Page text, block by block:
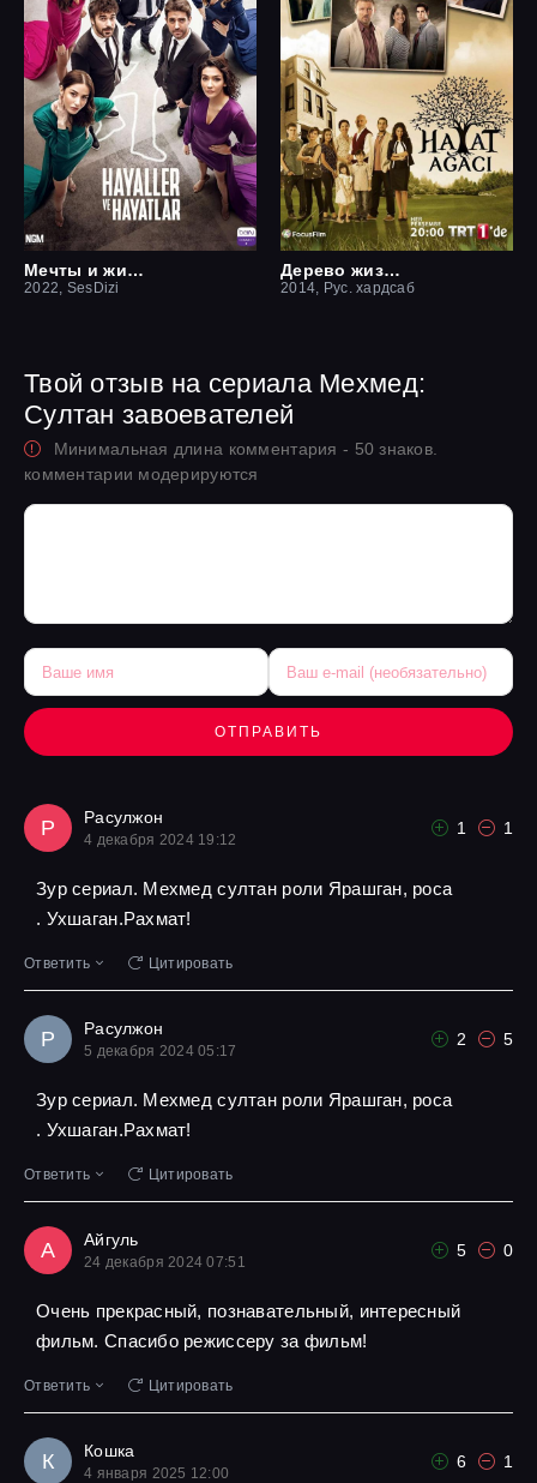
Мечты и жизни
2022, SesDizi
Дерево жизни
2014, Рус. хардсаб
Твой отзыв на сериала Мехмед:
Султан завоевателей
Минимальная длина комментария - 50 знаков.
комментарии модерируются
ОТПРАВИТЬ
Р Расулжон
4 декабря 2024 19:12
1 1
Зур сериал. Мехмед султан роли Ярашган, роса
. Ухшаган.Рахмат!
Ответить Цитировать
Р Расулжон
5 декабря 2024 05:17
2 5
Зур сериал. Мехмед султан роли Ярашган, роса
. Ухшаган.Рахмат!
Ответить Цитировать
А Айгуль
24 декабря 2024 07:51
5 0
Очень прекрасный, познавательный, интересный
фильм. Спасибо режиссеру за фильм!
Ответить Цитировать
К Кошка
4 января 2025 12:00
6 1